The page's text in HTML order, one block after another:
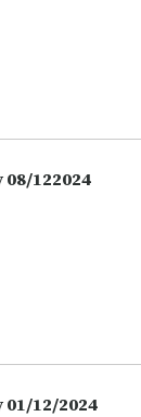
122024
12/2024